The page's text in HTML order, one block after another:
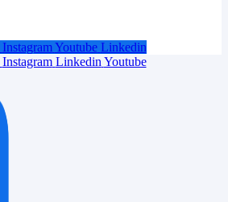
Instagram Youtube Linkedin
Instagram Linkedin Youtube